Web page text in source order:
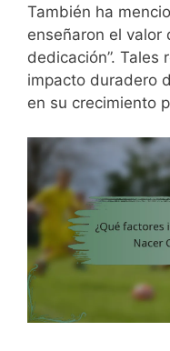
También ha
enseñaron el valor
dedicación”. Tales
impacto duradero
en su crecimiento